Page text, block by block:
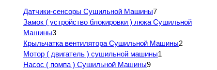
Датчики-сенсоры Сушильной Машины7
Замок ( устройство блокировки ) люка Сушильной
Машины3
Крыльчатка вентилятора Сушильной Машины2
Мотор ( двигатель ) сушильной машины1
Насос ( помпа ) Сушильной Машины9